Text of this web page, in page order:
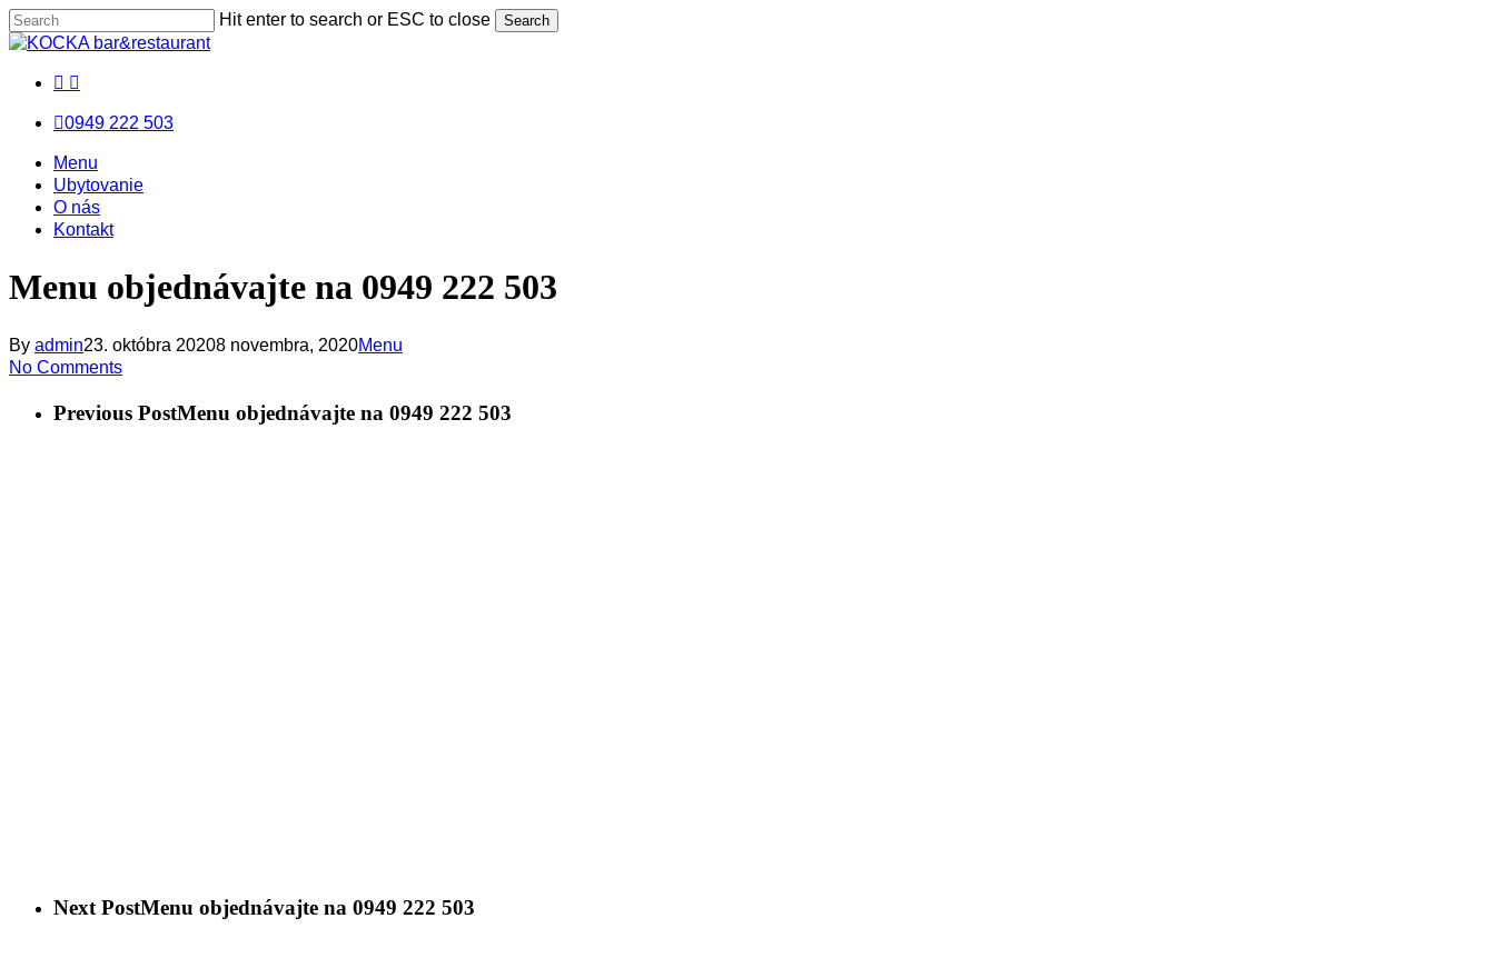
Skip
to
content
Hit enter to search or ESC to close Search
Close
facebook
messenger
email
0949 222 503
Menu
Menu
Menu
Ubytovanie
O nás
Kontakt
Menu objednávajte na 0949 222 503
By admin23. októbra 20208 novembra, 2020Menu
No Comments
Previous PostMenu objednávajte na 0949 222 503
Next PostMenu objednávajte na 0949 222 503